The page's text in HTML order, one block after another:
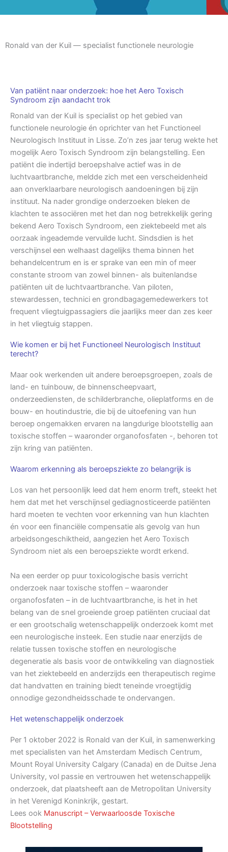
Ronald van der Kuil — specialist functionele neurologie
Van patiënt naar onderzoek: hoe het Aero Toxisch
Syndroom zijn aandacht trok
Ronald van der Kuil is specialist op het gebied van
functionele neurologie én oprichter van het Functioneel
Neurologisch Instituut in Lisse. Zo’n zes jaar terug wekte het
mogelijk Aero Toxisch Syndroom zijn belangstelling. Een
patiënt die indertijd beroepshalve actief was in de
luchtvaartbranche, meldde zich met een verscheidenheid
aan onverklaarbare neurologisch aandoeningen bij zijn
instituut. Na nader grondige onderzoeken bleken de
klachten te associëren met het dan nog betrekkelijk gering
bekend Aero Toxisch Syndroom, een ziektebeeld met als
oorzaak ingeademde vervuilde lucht. Sindsdien is het
verschijnsel een welhaast dagelijks thema binnen het
behandelcentrum en is er sprake van een min of meer
constante stroom van zowel binnen- als buitenlandse
patiënten uit de luchtvaartbranche. Van piloten,
stewardessen, technici en grondbagagemedewerkers tot
frequent vliegtuigpassagiers die jaarlijks meer dan zes keer
in het vliegtuig stappen.
Wie komen er bij het Functioneel Neurologisch Instituut
terecht?
Maar ook werkenden uit andere beroepsgroepen, zoals de
land- en tuinbouw, de binnenscheepvaart,
onderzeediensten, de schilderbranche, olieplatforms en de
bouw- en houtindustrie, die bij de uitoefening van hun
beroep ongemakken ervaren na langdurige blootstellig aan
toxische stoffen – waaronder organofosfaten -, behoren tot
zijn kring van patiënten.
Waarom erkenning als beroepsziekte zo belangrijk is
Los van het persoonlijk leed dat hem enorm treft, steekt het
hem dat met het verschijnsel gediagnosticeerde patiënten
hard moeten te vechten voor erkenning van hun klachten
én voor een financiële compensatie als gevolg van hun
arbeidsongeschiktheid, aangezien het Aero Toxisch
Syndroom niet als een beroepsziekte wordt erkend.
Na een eerder op puur toxicologische basis verricht
onderzoek naar toxische stoffen – waaronder
organofosfaten – in de luchtvaartbranche, is het in het
belang van de snel groeiende groep patiënten cruciaal dat
er een grootschalig wetenschappelijk onderzoek komt met
een neurologische insteek. Een studie naar enerzijds de
relatie tussen toxische stoffen en neurologische
degeneratie als basis voor de ontwikkeling van diagnostiek
van het ziektebeeld en anderzijds een therapeutisch regime
dat handvatten en training biedt teneinde vroegtijdig
onnodige gezondheidsschade te ondervangen.
Het wetenschappelijk onderzoek
Per 1 oktober 2022 is Ronald van der Kuil, in samenwerking
met specialisten van het Amsterdam Medisch Centrum,
Mount Royal University Calgary (Canada) en de Duitse Jena
University, vol passie en vertrouwen het wetenschappelijk
onderzoek, dat plaatsheeft aan de Metropolitan University
in het Verenigd Koninkrijk, gestart.
Lees ook Manuscript – Verwaarloosde Toxische
Blootstelling